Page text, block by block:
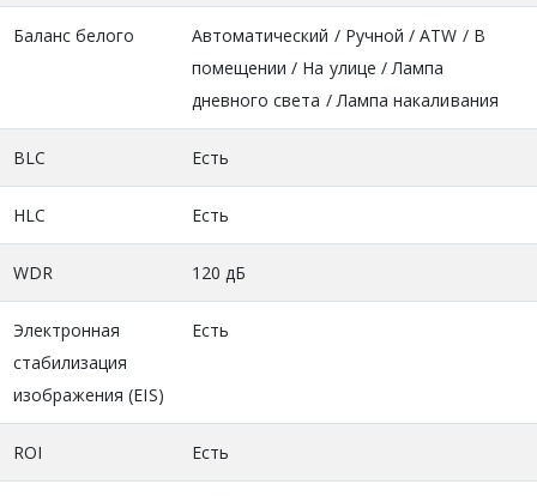
Баланс белого
Автоматический / Ручной / ATW / В
помещении / На улице / Лампа
дневного света / Лампа накаливания
BLC Есть
HLC Есть
WDR 120 дБ
Электронная
стабилизация
изображения (EIS)
Есть
ROI Есть